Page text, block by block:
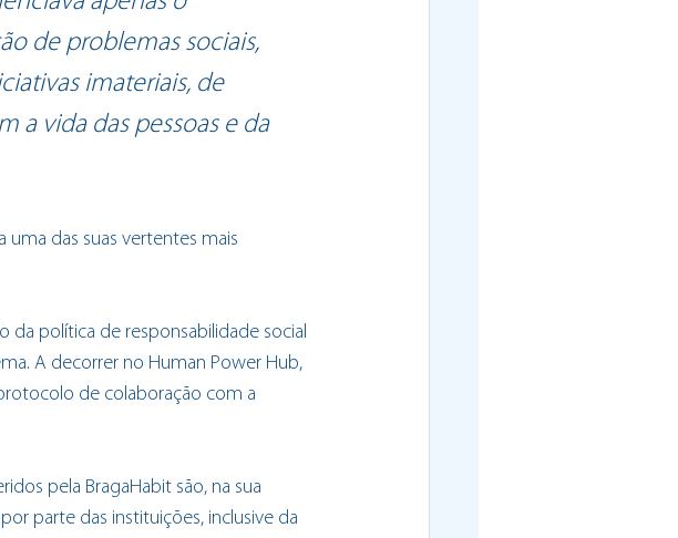
de problemas sociais,
imateriais, de
a vida das pessoas e da
uma das suas vertentes mais
da política de responsabilidade social
A decorrer no Human Power Hub,
de colaboração com a
pela BragaHabit são, na sua
parte das instituições, inclusive da